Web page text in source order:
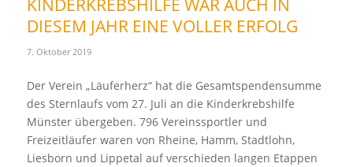
KINDERKREBSHILFE WAR AUCH IN
DIESEM JAHR EINE VOLLER ERFOLG
7. Oktober 2019
Der Verein „Läuferherz“ hat die Gesamtspendensumme
des Sternlaufs vom 27. Juli an die Kinderkrebshilfe
Münster übergeben. 796 Vereinssportler und
Freizeitläufer waren von Rheine, Hamm, Stadtlohn,
Liesborn und Lippetal auf verschieden langen Etappen